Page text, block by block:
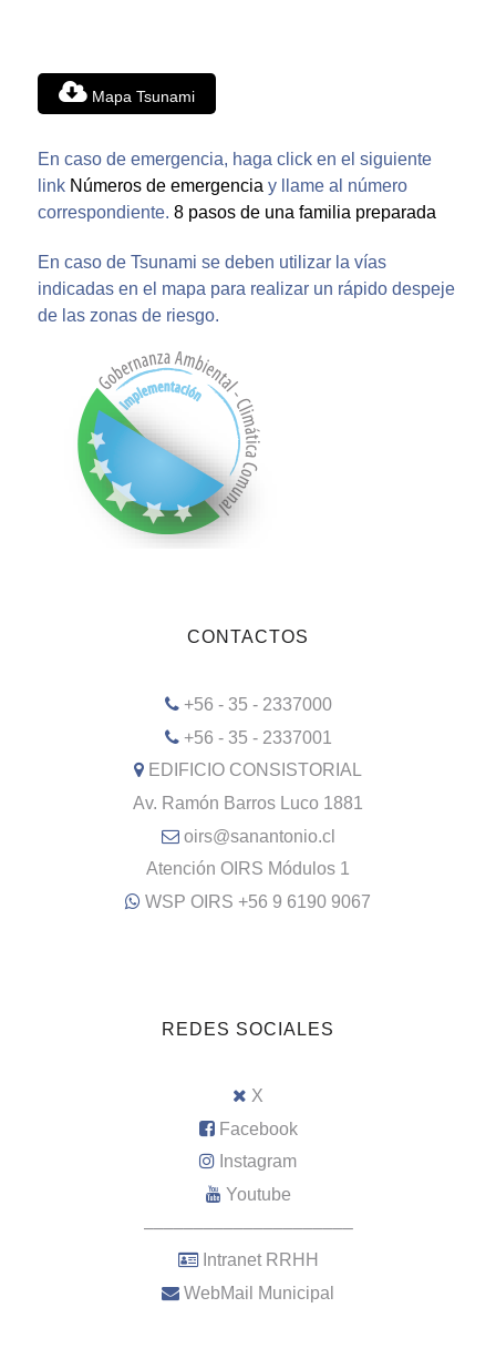
Mapa Tsunami
En caso de emergencia, haga click en el siguiente
link Números de emergencia y llame al número
correspondiente. 8 pasos de una familia preparada
En caso de Tsunami se deben utilizar la vías
indicadas en el mapa para realizar un rápido despeje
de las zonas de riesgo.
CONTACTOS
+56 - 35 - 2337000
+56 - 35 - 2337001
EDIFICIO CONSISTORIAL
Av. Ramón Barros Luco 1881
oirs@sanantonio.cl
Atención OIRS Módulos 1
WSP OIRS +56 9 6190 9067
REDES SOCIALES
X
Facebook
Instagram
Youtube
–––––––––––––––––––––
Intranet RRHH
WebMail Municipal